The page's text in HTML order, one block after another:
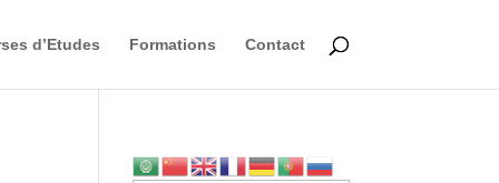
d’Etudes Formations Contact